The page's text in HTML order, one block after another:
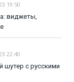
19:50
виджеты,
22:40
шутер с русскими